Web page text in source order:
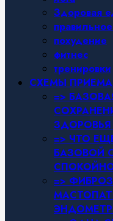
Здоровая
похудение
фитнес
тренировки
СХЕМЫ
=>
=> ЧТО
БАЗОВОЙ
=>